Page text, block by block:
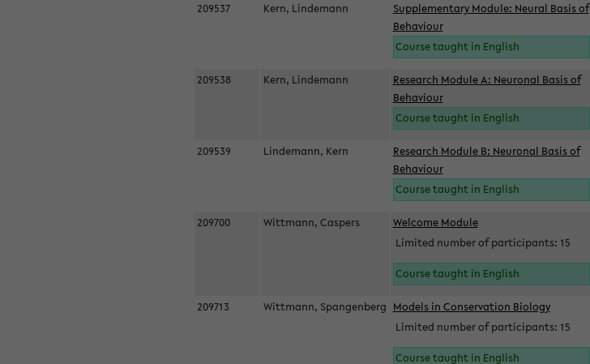
209537 Kern, Lindemann
Supplementary Module: Neural Basis of
Behaviour
Course taught in English
209538 Kern, Lindemann
Research Module A: Neuronal Basis of
Behaviour
Course taught in English
209539 Lindemann, Kern
Research Module B: Neuronal Basis of
Behaviour
Course taught in English
209700 Wittmann, Caspers
Welcome Module
Limited number of participants: 15
Course taught in English
209713 Wittmann, Spangenberg Models in Conservation Biology
Limited number of participants: 15
Course taught in English